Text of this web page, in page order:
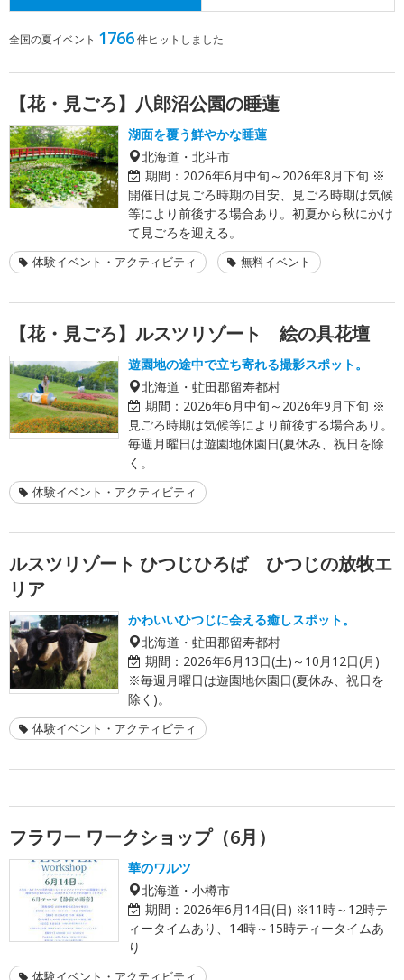
全国の夏イベント 1766件ヒットしました
【花・見ごろ】八郎沼公園の睡蓮
湖面を覆う鮮やかな睡蓮
北海道・北斗市
期間： 2026年6月中旬～2026年8月下旬 ※
開催日は見ごろ時期の目安、見ごろ時期は気候
等により前後する場合あり。初夏から秋にかけ
て見ごろを迎える。
体験イベント・アクティビティ 無料イベント
【花・見ごろ】ルスツリゾート 絵の具花壇
遊園地の途中で立ち寄れる撮影スポット。
北海道・虻田郡留寿都村
期間： 2026年6月中旬～2026年9月下旬 ※
見ごろ時期は気候等により前後する場合あり。
毎週月曜日は遊園地休園日(夏休み、祝日を除
く。
体験イベント・アクティビティ
ルスツリゾート ひつじひろば ひつじの放牧エ
リア
かわいいひつじに会える癒しスポット。
北海道・虻田郡留寿都村
期間： 2026年6月13日(土)～10月12日(月)
※毎週月曜日は遊園地休園日(夏休み、祝日を
除く)。
体験イベント・アクティビティ
フラワー ワークショップ（6月）
華のワルツ
北海道・小樽市
期間： 2026年6月14日(日) ※11時～12時テ
ィータイムあり、14時～15時ティータイムあ
り
体験イベント・アクティビティ